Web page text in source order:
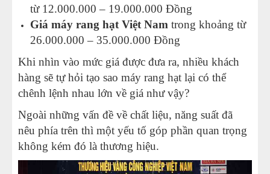
từ 12.000.000 – 19.000.000 Đồng
Giá máy rang hạt Việt Nam trong khoảng từ
26.000.000 – 35.000.000 Đồng
Khi nhìn vào mức giá được đưa ra, nhiều khách
hàng sẽ tự hỏi tạo sao máy rang hạt lại có thể
chênh lệnh nhau lớn về giá như vậy?
Ngoài những vấn đề về chất liệu, năng suất đã
nêu phía trên thì một yếu tố góp phần quan trọng
không kém đó là thương hiệu.